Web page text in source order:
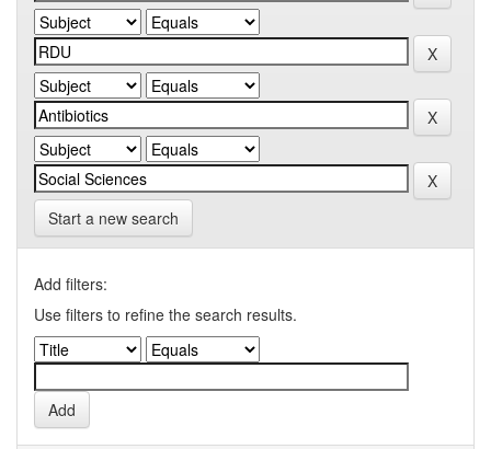
Start a new search
Add filters:
Use filters to refine the search results.